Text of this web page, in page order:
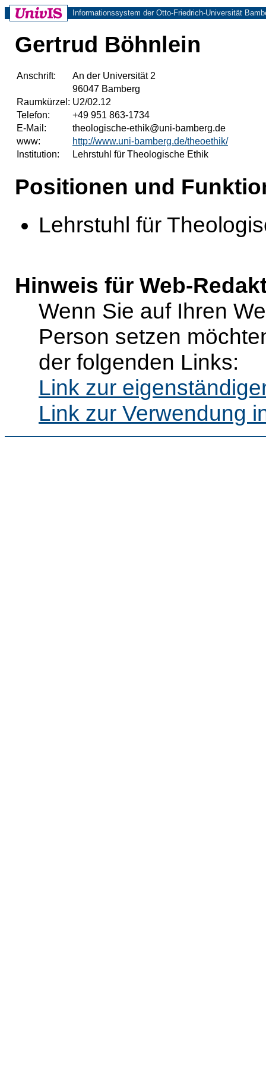
Informationssystem der Otto-Friedrich-Universität
Gertrud Böhnlein
Anschrift:
An der Universität 2
96047 Bamberg
Raumkürzel: U2/02.12
Telefon:
+49 951 863-1734
E-Mail:
theologische-ethik@uni-bamberg.de
www:
http://www.uni-bamberg.de/theoethik/
Institution:
Lehrstuhl für Theologische Ethik
Positionen und
Lehrstuhl für
Hinweis für Web-
Wenn Sie auf Ihren
Person setzen
der folgenden Links:
Link zur
Link zur Verwendung